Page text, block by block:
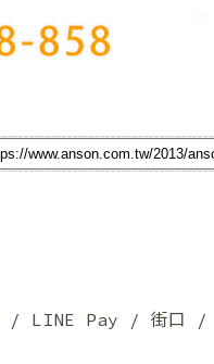
/ LINE Pay / 街口 /